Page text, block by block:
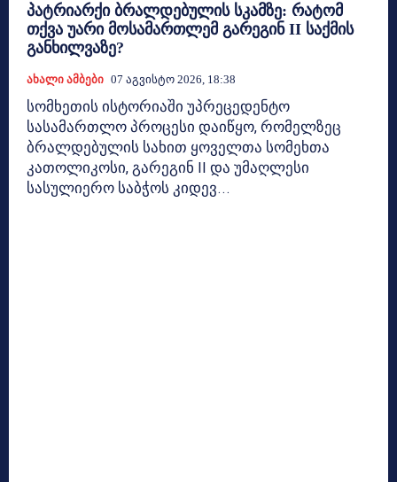
პატრიარქი ბრალდებულის სკამზე: რატომ
თქვა უარი მოსამართლემ გარეგინ II საქმის
განხილვაზე?
Ახალი Ამბები 07 Აგვისტო 2026, 18:38
სომხეთის ისტორიაში უპრეცედენტო
სასამართლო პროცესი დაიწყო, რომელზეც
ბრალდებულის სახით ყოველთა სომეხთა
კათოლიკოსი, გარეგინ II და უმაღლესი
სასულიერო საბჭოს კიდევ...